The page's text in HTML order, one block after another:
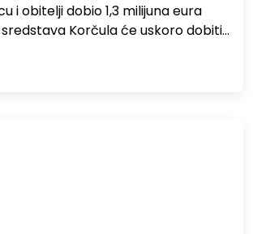
i obitelji dobio 1,3 milijuna eura
Korčula će uskoro dobiti…